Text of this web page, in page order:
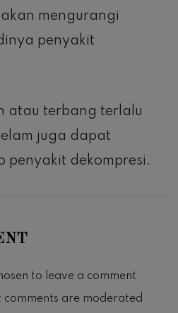
mengurangi
penyakit
atau terbang terlalu
juga dapat
penyakit dekompresi.
to leave a comment.
comments are moderated